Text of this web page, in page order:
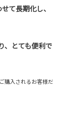
て長期化し、
、とても便利で
購入されるお客様だ